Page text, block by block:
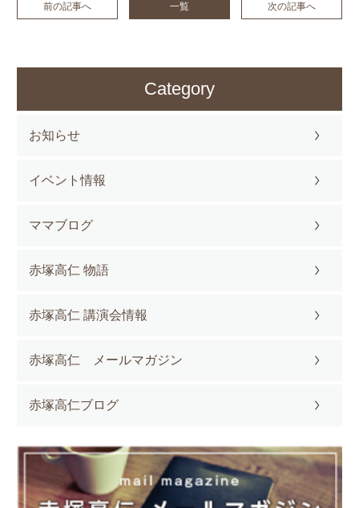
前の記事へ 一覧 次の記事へ
Category
お知らせ
イベント情報
ママブログ
赤塚高仁 物語
赤塚高仁 講演会情報
赤塚高仁 メールマガジン
赤塚高仁ブログ